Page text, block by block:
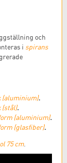
och
i spirans
(aluminium).
(stål).
(aluminium).
(glasfiber).
75 cm.